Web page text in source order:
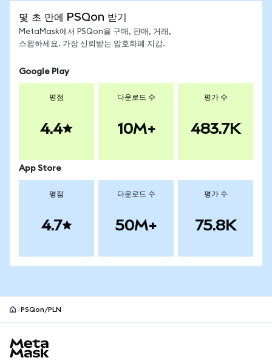
몇 초 만에 PSQon 받기
MetaMask에서 PSQon을 구매, 판매, 거래,
스왑하세요. 가장 신뢰받는 암호화폐 지갑.
Google Play
평점
4.4
다운로드 수
10M+
평가 수
483.7K
App Store
평점
4.7
다운로드 수
50M+
평가 수
75.8K
PSQon/PLN